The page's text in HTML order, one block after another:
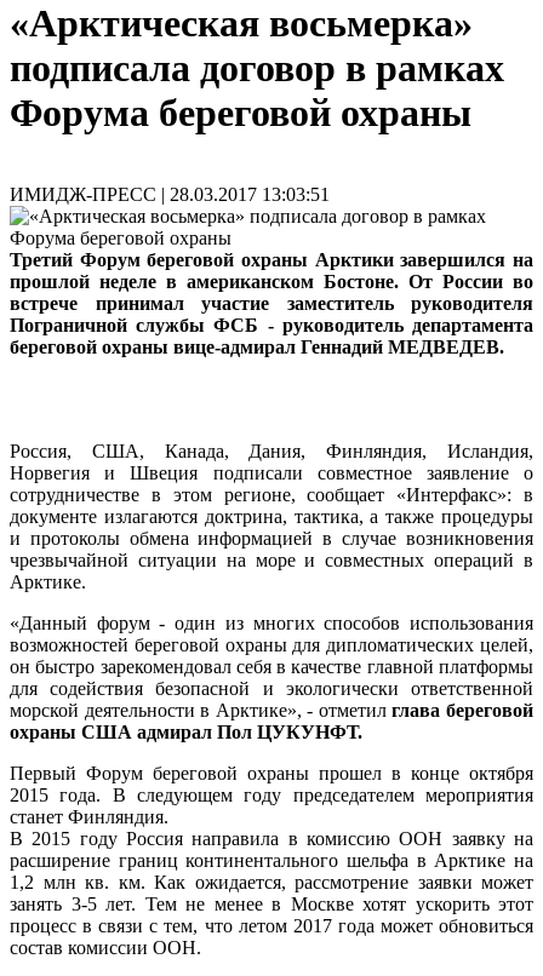
«Арктическая восьмерка»
подписала договор в рамках
Форума береговой охраны
ИМИДЖ-ПРЕСС | 28.03.2017 13:03:51
Третий Форум береговой охраны Арктики завершился на
прошлой неделе в американском Бостоне. От России во
встрече принимал участие заместитель руководителя
Пограничной службы ФСБ - руководитель департамента
береговой охраны вице-адмирал Геннадий МЕДВЕДЕВ.
Россия, США, Канада, Дания, Финляндия, Исландия,
Норвегия и Швеция подписали совместное заявление о
сотрудничестве в этом регионе, сообщает «Интерфакс»: в
документе излагаются доктрина, тактика, а также процедуры
и протоколы обмена информацией в случае возникновения
чрезвычайной ситуации на море и совместных операций в
Арктике.
«Данный форум - один из многих способов использования
возможностей береговой охраны для дипломатических целей,
он быстро зарекомендовал себя в качестве главной платформы
для содействия безопасной и экологически ответственной
морской деятельности в Арктике», - отметилглава береговой
охраны США адмирал Пол ЦУКУНФТ.
Первый Форум береговой охраны прошел в конце октября
2015 года. В следующем году председателем мероприятия
станет Финляндия.
В 2015 году Россия направила в комиссию ООН заявку на
расширение границ континентального шельфа в Арктике на
1,2 млн кв. км. Как ожидается, рассмотрение заявки может
занять 3-5 лет. Тем не менее в Москве хотят ускорить этот
процесс в связи с тем, что летом 2017 года может обновиться
состав комиссии ООН.